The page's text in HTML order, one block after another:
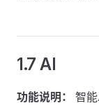
1.7 AI
功能说明：
智